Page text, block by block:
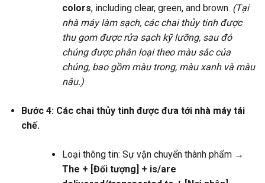
colors, including clear, green, and brown. (Tại
nhà máy làm sạch, các chai thủy tinh được
thu gom được rửa sạch kỹ lưỡng, sau đó
chúng được phân loại theo màu sắc của
chúng, bao gồm màu trong, màu xanh và màu
nâu.)
Bước 4: Các chai thủy tinh được đưa tới nhà máy tái
chế.
Loại thông tin: Sự vận chuyển thành phẩm →
The + [Đối tượng] + is/are